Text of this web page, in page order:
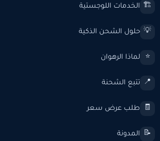
🏗️ الخدمات اللوجستية
💡 حلول الشحن الذكية
⭐ لماذا الرهوان
📍 تتبع الشحنة
🧾 طلب عرض سعر
📝 المدونة